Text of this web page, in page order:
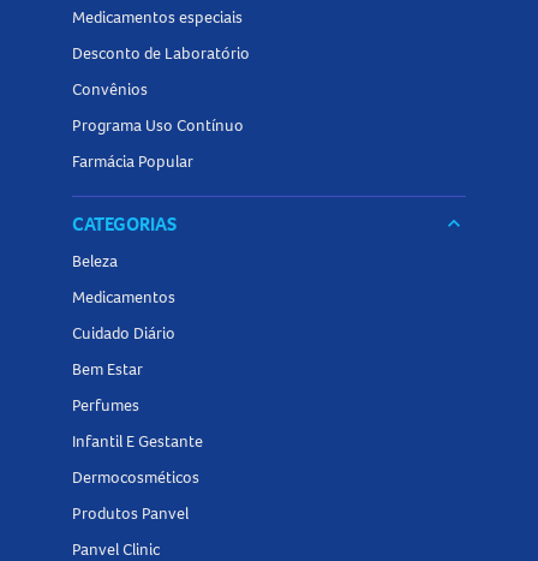
Medicamentos especiais
Desconto de Laboratório
Convênios
Programa Uso Contínuo
Farmácia Popular
CATEGORIAS keyboard_arrow_down
Beleza
Medicamentos
Cuidado Diário
Bem Estar
Perfumes
Infantil E Gestante
Dermocosméticos
Produtos Panvel
Panvel Clinic